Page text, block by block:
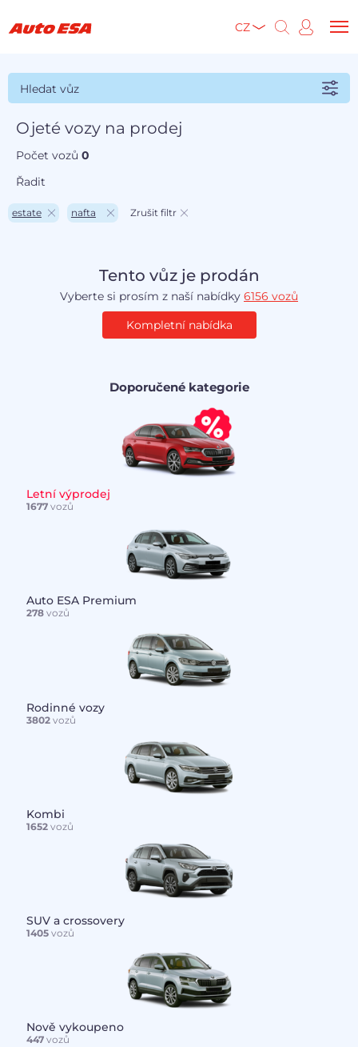
CZ
Hledat vůz
Ojeté vozy na prodej
Počet vozů0
Řadit
estate nafta Zrušit filtr
Tento vůz je prodán
Vyberte si prosím z naší nabídky 6156 vozů
Kompletní nabídka
Doporučené kategorie
Letní výprodej
1677vozů
Auto ESA Premium
278vozů
Rodinné vozy
3802vozů
Kombi
1652vozů
SUV a crossovery
1405vozů
Nově vykoupeno
447vozů